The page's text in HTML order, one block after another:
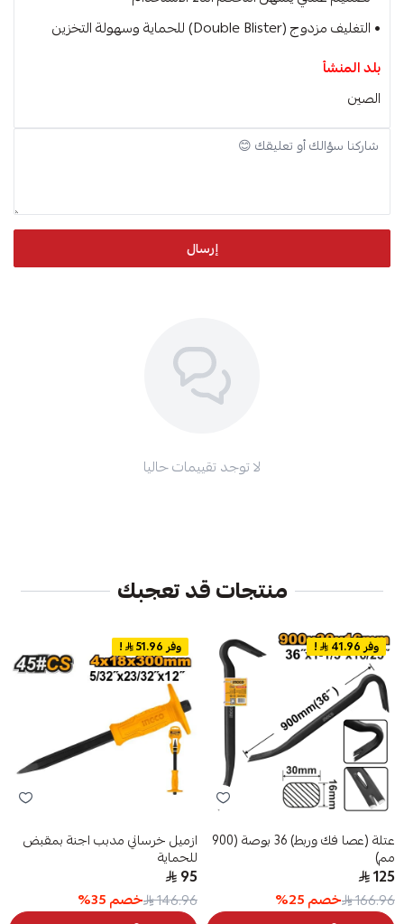
• التغليف مزدوج (Double Blister) للحماية وسهولة التخزين
بلد المنشأ
الصين
إرسال
لا توجد تقييمات حاليا
منتجات قد تعجبك
وفر 41.96 !
عتلة (عصا فك وربط) 36 بوصة (900
مم)
125
166.96 خصم25
%
وفر 51.96 !
ازميل خرساني مدبب اجنة بمقبض
للحماية
95
146.96 خصم35
%